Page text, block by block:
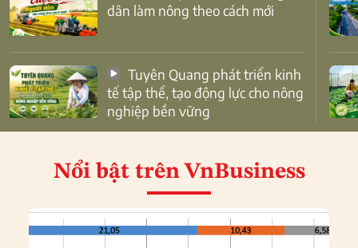
dân làm nông theo cách mới
tế tập thể, tạo động lực cho nông
nghiệp bền vững
Nổi bật trên VnBusiness